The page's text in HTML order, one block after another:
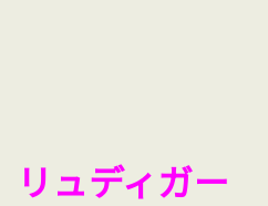
リュディガー